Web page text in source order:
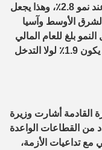
2٪ في يونيو. وتركت توقعاتها لعام 2021 عند نمو 2.8٪، وهذا يجعل
الأوسط وآسيا
بلغ للعام المالي
2019/2020 3.57٪ ، وكان من الممكن أن يكون 1.9٪ لولا التدخل
القادمة أشارت وزيرة
من القطاعات الواعدة
مع تداعيات الأزمة،